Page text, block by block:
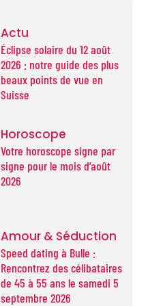
Actu
Éclipse solaire du 12 août
2026 : notre guide des plus
beaux points de vue en
Suisse
Horoscope
Votre horoscope signe par
signe pour le mois d’août
2026
Amour & Séduction
Speed dating à Bulle :
Rencontrez des célibataires
de 45 à 55 ans le samedi 5
septembre 2026